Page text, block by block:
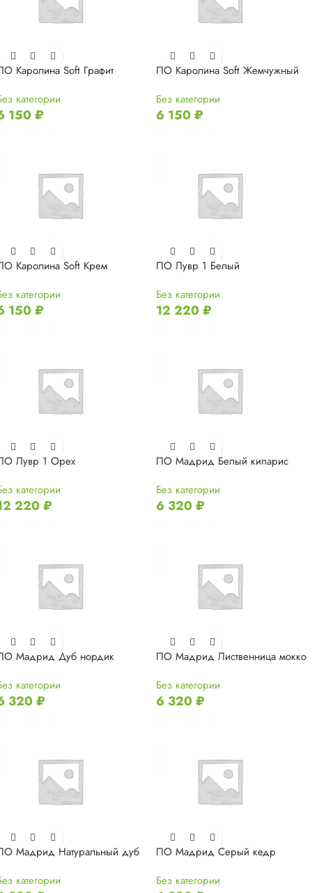
Каролина Soft Графит
категории
150₽
ПО Каролина Soft Жемчужный
Без категории
6 150₽
Каролина Soft Крем
категории
150₽
ПО Лувр 1 Белый
Без категории
12 220₽
Лувр 1 Орех
категории
220₽
ПО Мадрид Белый кипарис
Без категории
6 320₽
Мадрид Дуб нордик
категории
320₽
ПО Мадрид Лиственница мокко
Без категории
6 320₽
Мадрид Натуральный дуб
категории
ПО Мадрид Серый кедр
Без категории